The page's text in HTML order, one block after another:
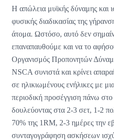
Η απώλεια μυϊκής δύναμης και
φυσικής διαδικασίας της
άτομα. Ωστόσο, αυτό δεν
επαναπαυθούμε και να το
Οργανισμός Προπονητών
NSCA συνιστά και κρίνει
σε ηλικιωμένους ενήλικες με
περιοδική προσέγγιση πάνω
δουλεύοντας στα 2-3 σετ, 1-2
70% της 1RM, 2-3 ημέρες την
συνταγογράφηση ασκήσεων